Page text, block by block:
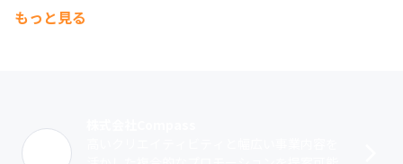
もっと見る